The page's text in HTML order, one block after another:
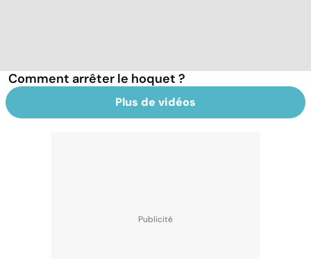
Comment arrêter le hoquet ?
Plus de vidéos